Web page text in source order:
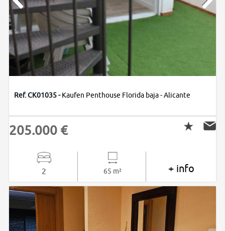
Ref. CK01035 -Kaufen Penthouse Florida baja - Alicante
+ info
65 m²
2
205.000 €